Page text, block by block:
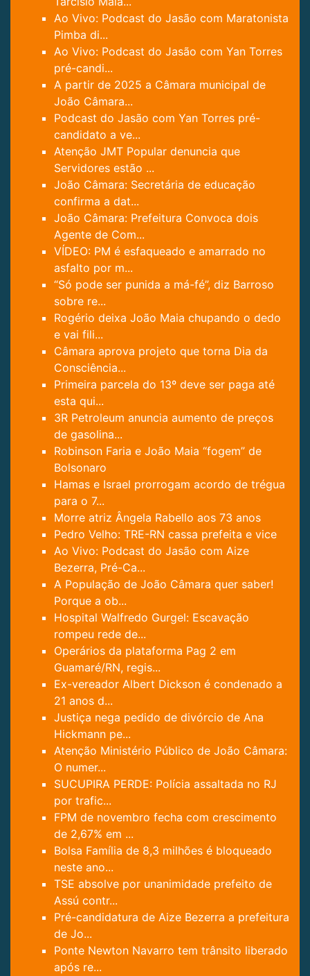
Ao Vivo: Podcast do Jasão com Maratonista
Pimba di...
Ao Vivo: Podcast do Jasão com Yan Torres
pré-candi...
A partir de 2025 a Câmara municipal de
João Câmara...
Podcast do Jasão com Yan Torres pré-
candidato a ve...
Atenção JMT Popular denuncia que
Servidores estão ...
João Câmara: Secretária de educação
confirma a dat...
João Câmara: Prefeitura Convoca dois
Agente de Com...
VÍDEO: PM é esfaqueado e amarrado no
asfalto por m...
“Só pode ser punida a má-fé”, diz Barroso
sobre re...
Rogério deixa João Maia chupando o dedo
e vai fili...
Câmara aprova projeto que torna Dia da
Consciência...
Primeira parcela do 13º deve ser paga até
esta qui...
3R Petroleum anuncia aumento de preços
de gasolina...
Robinson Faria e João Maia “fogem” de
Bolsonaro
Hamas e Israel prorrogam acordo de trégua
para o 7...
Morre atriz Ângela Rabello aos 73 anos
Pedro Velho: TRE-RN cassa prefeita e vice
Ao Vivo: Podcast do Jasão com Aize
Bezerra, Pré-Ca...
A População de João Câmara quer saber!
Porque a ob...
Hospital Walfredo Gurgel: Escavação
rompeu rede de...
Operários da plataforma Pag 2 em
Guamaré/RN, regis...
Ex-vereador Albert Dickson é condenado a
21 anos d...
Justiça nega pedido de divórcio de Ana
Hickmann pe...
Atenção Ministério Público de João Câmara:
O numer...
SUCUPIRA PERDE: Polícia assaltada no RJ
por trafic...
FPM de novembro fecha com crescimento
de 2,67% em ...
Bolsa Família de 8,3 milhões é bloqueado
neste ano...
TSE absolve por unanimidade prefeito de
Assú contr...
Pré-candidatura de Aize Bezerra a prefeitura
de Jo...
Ponte Newton Navarro tem trânsito liberado
após re...